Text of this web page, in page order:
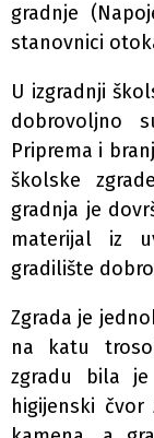
gradnje
stanovnici
U izgradnji
dobrovoljno
Priprema i
školske
gradnja je
materijal iz
gradilište
Zgrada je
na katu
zgradu bila
higijenski